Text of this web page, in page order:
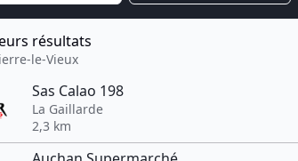
résultats
le-Vieux
Sas Calao 198
La Gaillarde
2,3 km